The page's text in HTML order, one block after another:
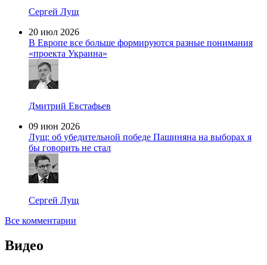
Сергей Лущ
20 июл 2026
В Европе все больше формируются разные понимания
«проекта Украина»
Дмитрий Евстафьев
09 июн 2026
Лущ: об убедительной победе Пашиняна на выборах я
бы говорить не стал
Сергей Лущ
Все комментарии
Видео